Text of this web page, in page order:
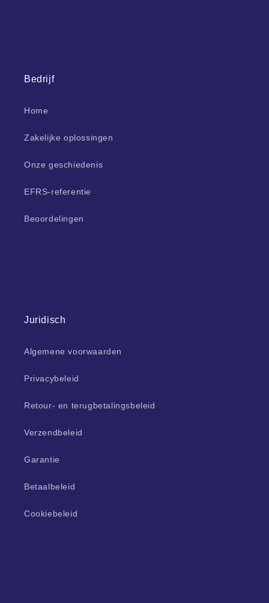
Bedrijf
Home
Zakelijke oplossingen
Onze geschiedenis
EFRS-referentie
Beoordelingen
Juridisch
Algemene voorwaarden
Privacybeleid
Retour- en terugbetalingsbeleid
Verzendbeleid
Garantie
Betaalbeleid
Cookiebeleid